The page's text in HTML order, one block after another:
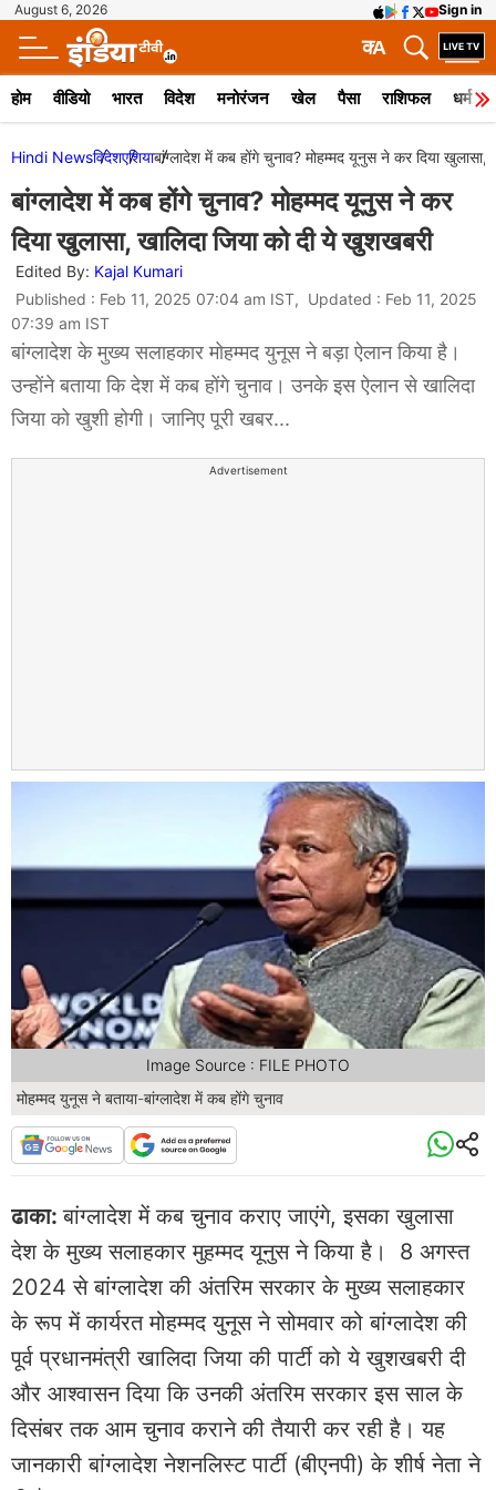
August 6, 2026 Sign in
A
क
होम वीडियो भारत विदेश मनोरंजन खेल पैसा राशिफल धर्म
Hindi Newsविदेशएशियाबांग्लादेश में कब होंगे चुनाव? मोहम्मद यूनुस ने कर दिया खुलासा,
बांग्लादेश में कब होंगे चुनाव? मोहम्मद यूनुस ने कर
दिया खुलासा, खालिदा जिया को दी ये खुशखबरी
Edited By: Kajal Kumari
Published : Feb 11, 2025 07:04 am IST, Updated : Feb 11, 2025
07:39 am IST
बांग्लादेश के मुख्य सलाहकार मोहम्मद युनूस ने बड़ा ऐलान किया है।
उन्होंने बताया कि देश में कब होंगे चुनाव। उनके इस ऐलान से खालिदा
जिया को खुशी होगी। जानिए पूरी खबर...
Advertisement
मोहम्मद युनूस ने बताया-बांग्लादेश में कब होंगे चुनाव
Image Source : FILE PHOTO
ढाका:बांग्लादेश में कब चुनाव कराए जाएंगे, इसका खुलासा
देश के मुख्य सलाहकार मुहम्मद यूनुस ने किया है। 8 अगस्त
2024 से बांग्लादेश की अंतरिम सरकार के मुख्य सलाहकार
के रूप में कार्यरत मोहम्मद युनूस ने सोमवार को बांग्लादेश की
पूर्व प्रधानमंत्री खालिदा जिया की पार्टी को ये खुशखबरी दी
और आश्वासन दिया कि उनकी अंतरिम सरकार इस साल के
दिसंबर तक आम चुनाव कराने की तैयारी कर रही है। यह
जानकारी बांग्लादेश नेशनलिस्ट पार्टी (बीएनपी) के शीर्ष नेता ने